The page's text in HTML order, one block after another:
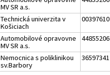
MV SR a.s.
Technická univerzita v
Košiciach
00397610
Automobilové opravovne
MV SR a.s.
44855206
Nemocnica s poliklinikou
sv.Barbory
36597341